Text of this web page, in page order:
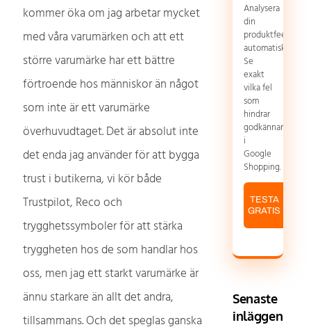
kommer öka om jag arbetar mycket
med våra varumärken och att ett
större varumärke har ett bättre
förtroende hos människor än något
som inte är ett varumärke
överhuvudtaget. Det är absolut inte
det enda jag använder för att bygga
trust i butikerna, vi kör både
Trustpilot, Reco och
trygghetssymboler för att stärka
tryggheten hos de som handlar hos
oss, men jag ett starkt varumärke är
ännu starkare än allt det andra,
tillsammans. Och det speglas ganska
Analysera
din
produktfeed
automatiskt.
Se
exakt
vilka fel
som
hindrar
godkännande
i
Google
Shopping.
TESTA
GRATIS
Senaste
inläggen